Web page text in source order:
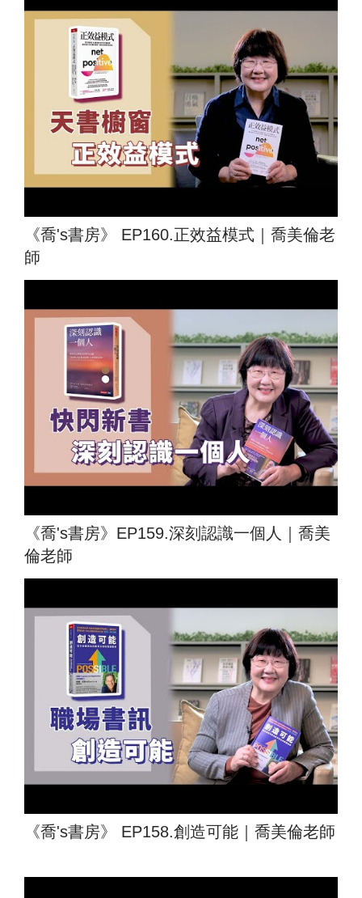
《喬's書房》 EP160.正效益模式｜喬美倫老
師
《喬's書房》EP159.深刻認識一個人｜喬美
倫老師
《喬's書房》 EP158.創造可能｜喬美倫老師